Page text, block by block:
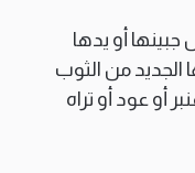
جبينها أو يدها
الجديد من الثوب
أو عود أو تراه